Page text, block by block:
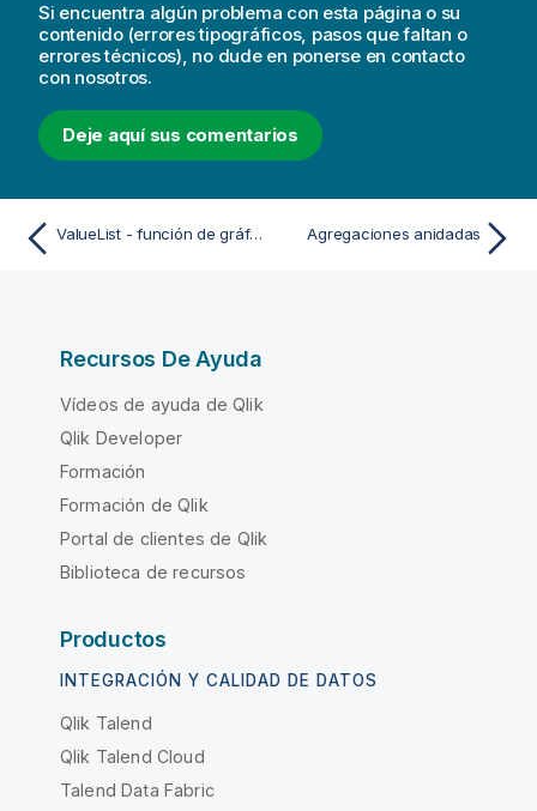
Si encuentra algún problema con esta página o su
contenido (errores tipográficos, pasos que faltan o
errores técnicos), no dude en ponerse en contacto
con nosotros.
Deje aquí sus comentarios
ValueList - función de gráfico Agregaciones anidadas
Recursos De Ayuda
Vídeos de ayuda de Qlik
Qlik Developer
Formación
Formación de Qlik
Portal de clientes de Qlik
Biblioteca de recursos
Productos
INTEGRACIÓN Y CALIDAD DE DATOS
Qlik Talend
Qlik Talend Cloud
Talend Data Fabric